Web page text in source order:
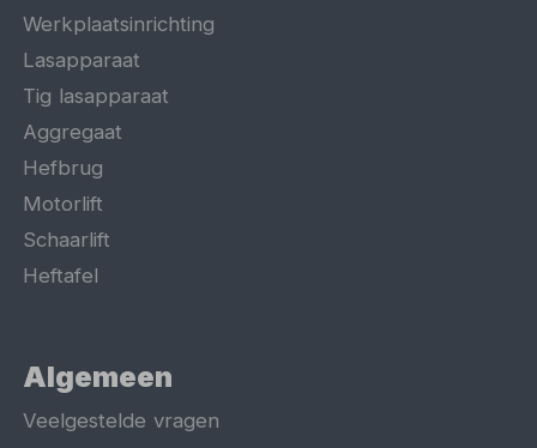
Werkplaatsinrichting
Lasapparaat
Tig lasapparaat
Aggregaat
Hefbrug
Motorlift
Schaarlift
Heftafel
Algemeen
Veelgestelde vragen